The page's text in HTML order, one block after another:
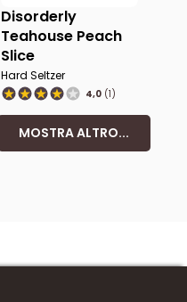
Disorderly
Teahouse Peach
Slice
Hard Seltzer
4,0 (1)
MOSTRA ALTRO...